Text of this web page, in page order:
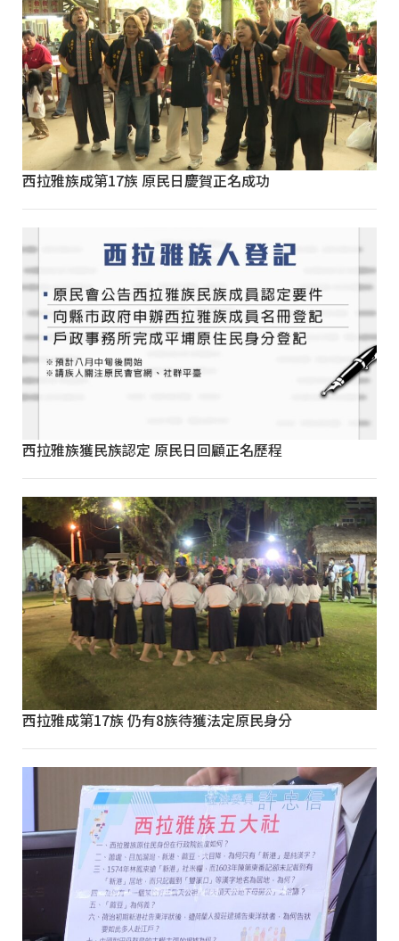
西拉雅族成第17族 原民日慶賀正名成功
西拉雅族獲民族認定 原民日回顧正名歷程
西拉雅成第17族 仍有8族待獲法定原民身分